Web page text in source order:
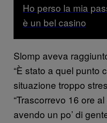
Ho perso la mia
è un bel casino
Slomp aveva
“È stato a quel punto
situazione troppo
“Trascorrevo 16 ore
avendo un po’ di